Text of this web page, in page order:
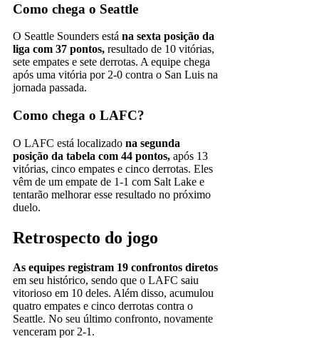
Como chega o Seattle
O Seattle Sounders está na sexta posição da
liga com 37 pontos, resultado de 10 vitórias,
sete empates e sete derrotas. A equipe chega
após uma vitória por 2-0 contra o San Luis na
jornada passada.
Como chega o LAFC?
O LAFC está localizado na segunda
posição da tabela com 44 pontos, após 13
vitórias, cinco empates e cinco derrotas. Eles
vêm de um empate de 1-1 com Salt Lake e
tentarão melhorar esse resultado no próximo
duelo.
Retrospecto do jogo
As equipes registram 19 confrontos diretos
em seu histórico, sendo que o LAFC saiu
vitorioso em 10 deles. Além disso, acumulou
quatro empates e cinco derrotas contra o
Seattle. No seu último confronto, novamente
venceram por 2-1.